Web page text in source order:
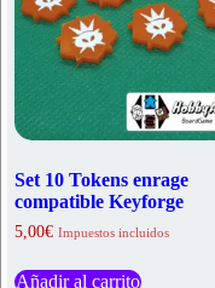
Set 10 Tokens enrage
compatible Keyforge
5,00€ Impuestos incluidos
Añadir al carrito